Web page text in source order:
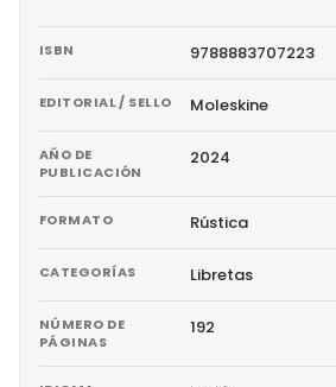
ISBN 9788883707223
EDITORIAL / SELLO Moleskine
AÑO DE
PUBLICACIÓN
2024
FORMATO Rústica
CATEGORÍAS Libretas
NÚMERO DE
PÁGINAS
192